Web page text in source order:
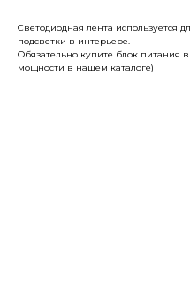
Светодиодная лента используется
подсветки в интерьере.
Обязательно купите блок питания
мощности в нашем каталоге)